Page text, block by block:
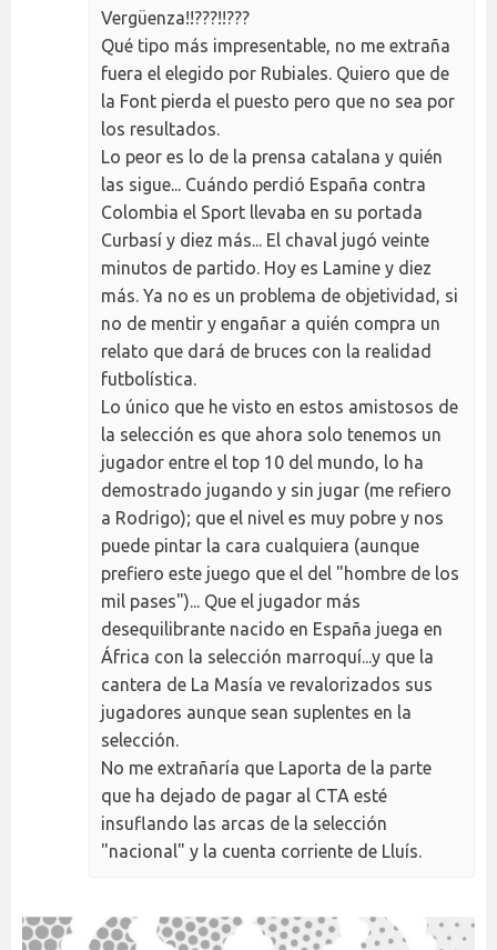
Vergüenza!!???!!???
Qué tipo más impresentable, no me extraña
fuera el elegido por Rubiales. Quiero que de
la Font pierda el puesto pero que no sea por
los resultados.
Lo peor es lo de la prensa catalana y quién
las sigue... Cuándo perdió España contra
Colombia el Sport llevaba en su portada
Curbasí y diez más... El chaval jugó veinte
minutos de partido. Hoy es Lamine y diez
más. Ya no es un problema de objetividad, si
no de mentir y engañar a quién compra un
relato que dará de bruces con la realidad
futbolística.
Lo único que he visto en estos amistosos de
la selección es que ahora solo tenemos un
jugador entre el top 10 del mundo, lo ha
demostrado jugando y sin jugar (me refiero
a Rodrigo); que el nivel es muy pobre y nos
puede pintar la cara cualquiera (aunque
prefiero este juego que el del "hombre de los
mil pases")... Que el jugador más
desequilibrante nacido en España juega en
África con la selección marroquí...y que la
cantera de La Masía ve revalorizados sus
jugadores aunque sean suplentes en la
selección.
No me extrañaría que Laporta de la parte
que ha dejado de pagar al CTA esté
insuflando las arcas de la selección
"nacional" y la cuenta corriente de Lluís.